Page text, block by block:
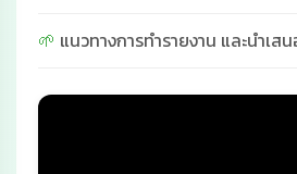
แนวทางการทำรายงาน และนำเส